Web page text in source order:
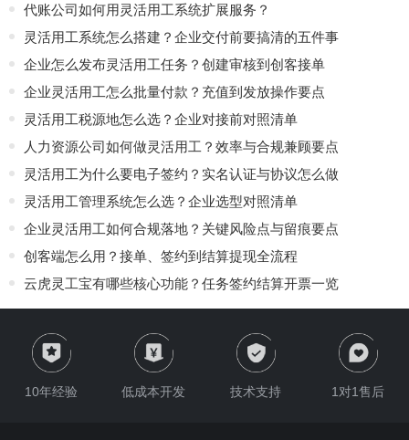
代账公司如何用灵活用工系统扩展服务？
灵活用工系统怎么搭建？企业交付前要搞清的五件事
企业怎么发布灵活用工任务？创建审核到创客接单
企业灵活用工怎么批量付款？充值到发放操作要点
灵活用工税源地怎么选？企业对接前对照清单
人力资源公司如何做灵活用工？效率与合规兼顾要点
灵活用工为什么要电子签约？实名认证与协议怎么做
灵活用工管理系统怎么选？企业选型对照清单
企业灵活用工如何合规落地？关键风险点与留痕要点
创客端怎么用？接单、签约到结算提现全流程
云虎灵工宝有哪些核心功能？任务签约结算开票一览
10年经验 低成本开发 技术支持 1对1售后